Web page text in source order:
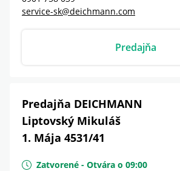
service-sk@deichmann.com
Predajňa
Predajňa DEICHMANN
Liptovský Mikuláš
1. Mája 4531/41
Zatvorené - Otvára o 09:00